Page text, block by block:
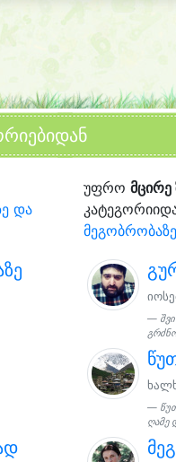
და
უფრო მცირე
მეგობრობაზე
ღამე